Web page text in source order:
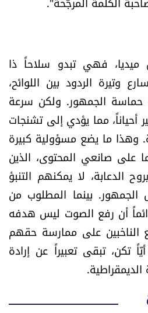
ميديا، فهي تبدو سلاحاً ذا
وتيرة الردود بين اللوائح،
الجمهور. ولكن سرعة
أحياناً، مما يؤدي إلى تشنجات
وهذا ما يضع مسؤولية كبيرة
على صانعي المحتوى، الذين
الدعابة، لا يمكنهم التنبؤ
بينما المطلوب من
أن رفع الصوت ليس هدفه
الناخبين على ممارسة حقهم
تكن، تبقى تعبيراً عن إرادة
الديمقراطية.